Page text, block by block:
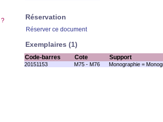
Réservation
Réserver ce document
Exemplaires (1)
Code-barres Cote Support
20151153 M75 - M76 Monographie =
?